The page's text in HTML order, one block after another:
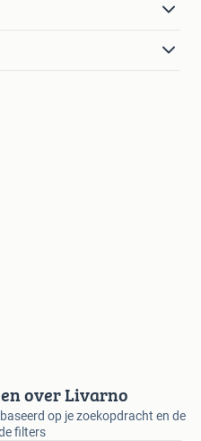
over Livarno
op je zoekopdracht en de
filters